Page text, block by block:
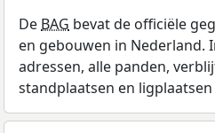
De BAG bevat de officiële
en gebouwen in Nederland.
adressen, alle panden,
standplaatsen en